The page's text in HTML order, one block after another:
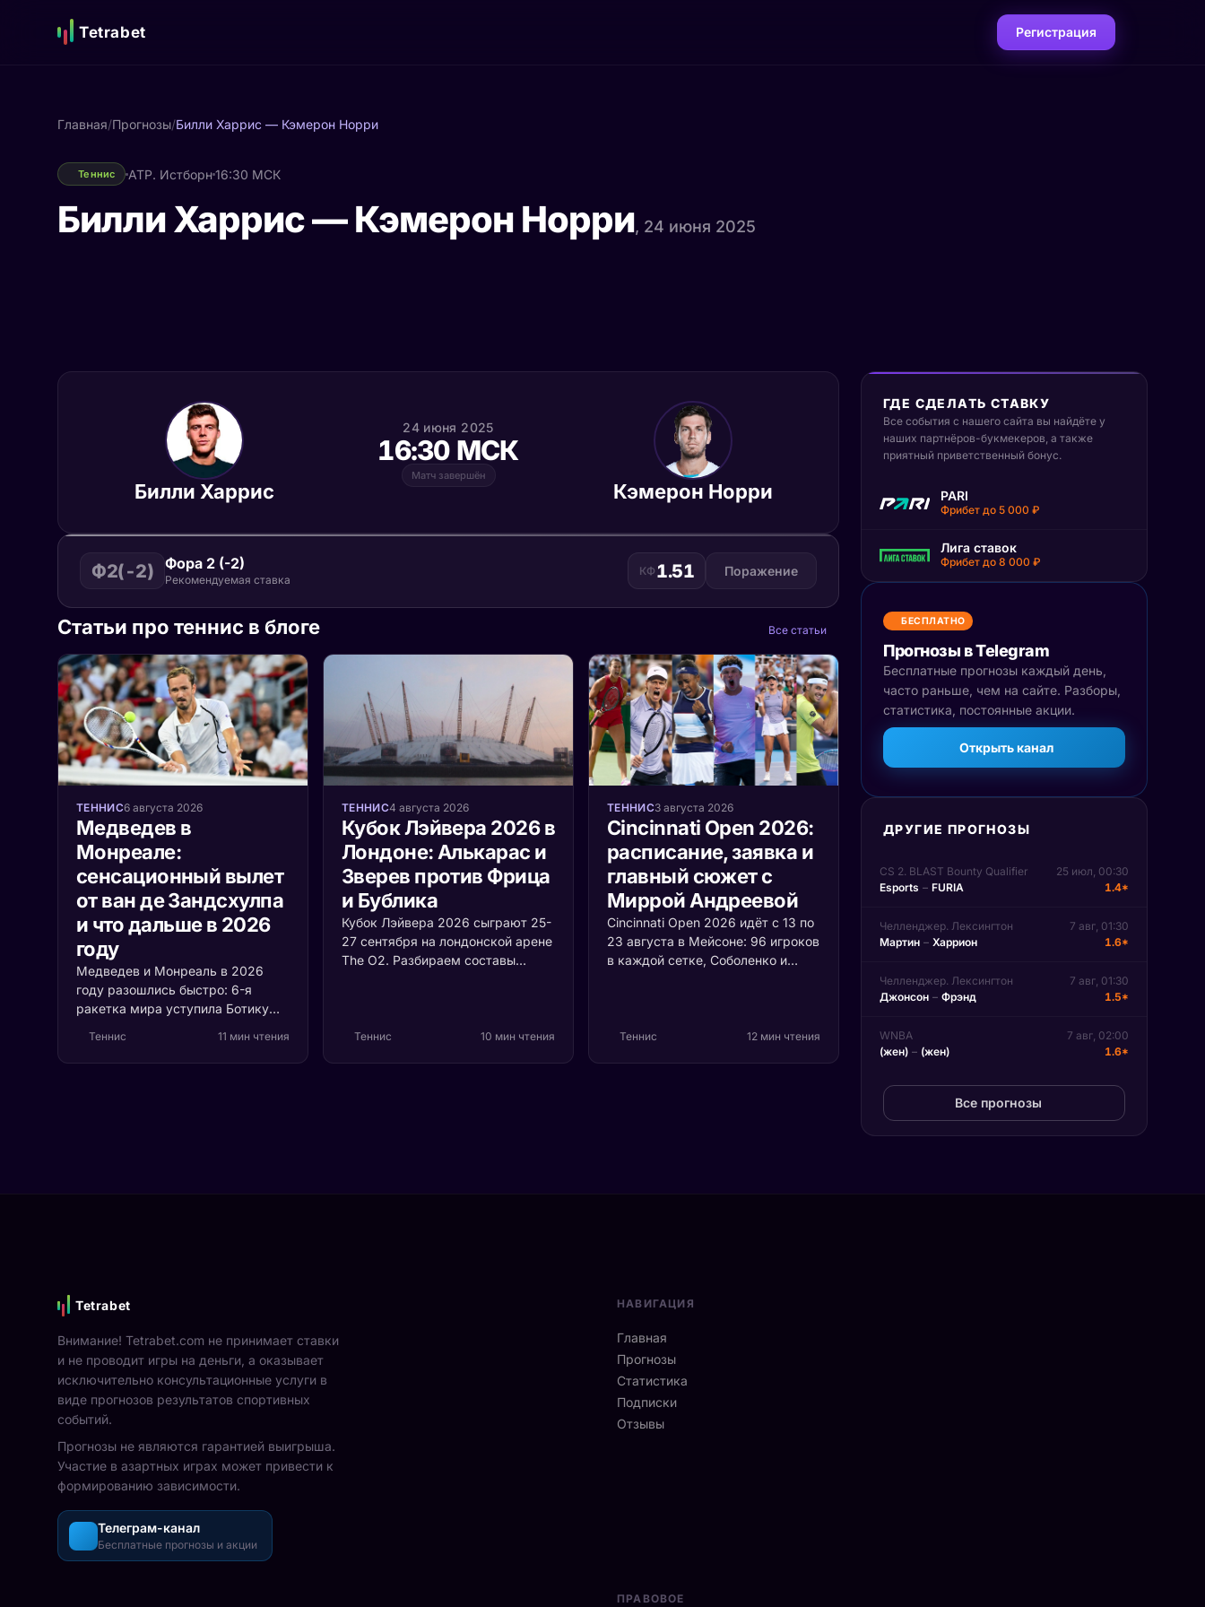
Tetrabet Регистрация
Главная/Прогнозы/Билли Харрис — Кэмерон Норри
Теннис ATP. Истборн 16:30 МСК
Билли Харрис — Кэмерон Норри, 24 июня 2025
Билли Харрис
24 июня 2025
16:30 МСК
Матч завершён
Кэмерон Норри
Ф2(-2) Фора 2 (-2)
Рекомендуемая ставка
КФ 1.51 Поражение
Статьи про теннис в блоге Все статьи
ТЕННИС6 августа 2026
Медведев в
Монреале:
сенсационный вылет
от ван де Зандсхулпа
и что дальше в 2026
году
Медведев и Монреаль в 2026
году разошлись быстро: 6-я
ракетка мира уступила Ботику
минуту. Разбираем, что
Теннис 11 мин чтения
ТЕННИС4 августа 2026
Кубок Лэйвера 2026 в
Лондоне: Алькарас и
Зверев против Фрица
и Бублика
Кубок Лэйвера 2026 сыграют 25-
27 сентября на лондонской арене
The O2. Разбираем составы
судьбу трофея.
Теннис 10 мин чтения
ТЕННИС3 августа 2026
Cincinnati Open 2026:
расписание, заявка и
главный сюжет с
Миррой Андреевой
Cincinnati Open 2026 идёт с 13 по
23 августа в Мейсоне: 96 игроков
в каждой сетке, Соболенко и
выходит на американский хард
Теннис 12 мин чтения
ГДЕ СДЕЛАТЬ СТАВКУ
Все события с нашего сайта вы найдёте у
наших партнёров-букмекеров, а также
приятный приветственный бонус.
PARI
Фрибет до 5 000 ₽
Лига ставок
Фрибет до 8 000 ₽
БЕСПЛАТНО
Прогнозы в Telegram
Бесплатные прогнозы каждый день,
часто раньше, чем на сайте. Разборы,
статистика, постоянные акции.
Открыть канал
ДРУГИЕ ПРОГНОЗЫ
CS 2. BLAST Bounty Qualifier
25 июл, 00:30
Esports – FURIA 1.4*
Челленджер. Лексингтон
7 авг, 01:30
Мартин – Харрион 1.6*
Челленджер. Лексингтон
7 авг, 01:30
Джонсон – Фрэнд 1.5*
WNBA
7 авг, 02:00
(жен) – (жен) 1.6*
Все прогнозы
Tetrabet
Внимание! Tetrabet.com не принимает ставки
и не проводит игры на деньги, а оказывает
исключительно консультационные услуги в
виде прогнозов результатов спортивных
событий.
Прогнозы не являются гарантией выигрыша.
Участие в азартных играх может привести к
формированию зависимости.
Телеграм-канал
Бесплатные прогнозы и акции
НАВИГАЦИЯ
Главная
Прогнозы
Статистика
Подписки
Отзывы
ПРАВОВОЕ